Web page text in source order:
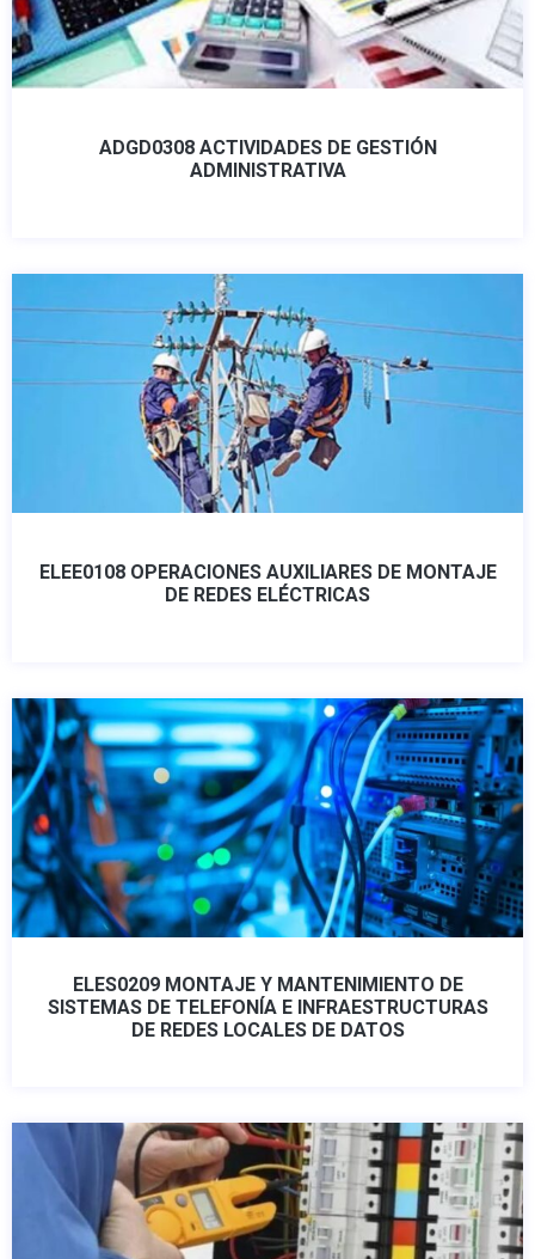
ADGD0308 ACTIVIDADES DE GESTIÓN
ADMINISTRATIVA
ELEE0108 OPERACIONES AUXILIARES DE MONTAJE
DE REDES ELÉCTRICAS
ELES0209 MONTAJE Y MANTENIMIENTO DE
SISTEMAS DE TELEFONÍA E INFRAESTRUCTURAS
DE REDES LOCALES DE DATOS